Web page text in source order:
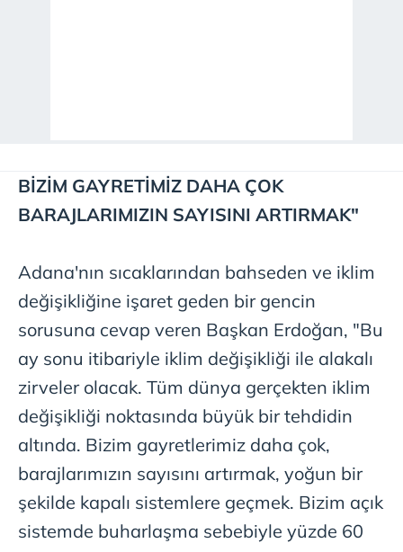
BİZİM GAYRETİMİZ DAHA ÇOK
BARAJLARIMIZIN SAYISINI ARTIRMAK"
Adana'nın sıcaklarından bahseden ve iklim
değişikliğine işaret geden bir gencin
sorusuna cevap veren Başkan Erdoğan, "Bu
ay sonu itibariyle iklim değişikliği ile alakalı
zirveler olacak. Tüm dünya gerçekten iklim
değişikliği noktasında büyük bir tehdidin
altında. Bizim gayretlerimiz daha çok,
barajlarımızın sayısını artırmak, yoğun bir
şekilde kapalı sistemlere geçmek. Bizim açık
sistemde buharlaşma sebebiyle yüzde 60